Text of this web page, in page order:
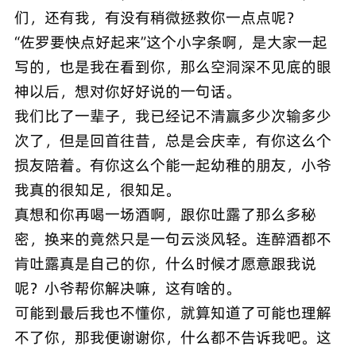
们，还有我，有没有稍微拯救你一点点呢？
“佐罗要快点好起来”这个小字条啊，是大家一起
写的，也是我在看到你，那么空洞深不见底的眼
神以后，想对你好好说的一句话。
我们比了一辈子，我已经记不清赢多少次输多少
次了，但是回首往昔，总是会庆幸，有你这么个
损友陪着。有你这么个能一起幼稚的朋友，小爷
我真的很知足，很知足。
真想和你再喝一场酒啊，跟你吐露了那么多秘
密，换来的竟然只是一句云淡风轻。连醉酒都不
肯吐露真是自己的你，什么时候才愿意跟我说
呢？小爷帮你解决嘛，这有啥的。
可能到最后我也不懂你，就算知道了可能也理解
不了你，那我便谢谢你，什么都不告诉我吧。这